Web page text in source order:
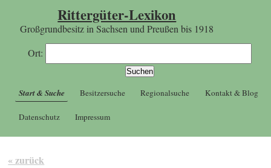
Rittergüter-Lexikon
Großgrundbesitz in Sachsen und Preußen bis 1918
Ort:
Start & Suche Besitzersuche Regionalsuche Kontakt & Blog
Datenschutz Impressum
« zurück